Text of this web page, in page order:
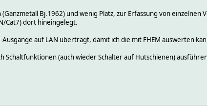
Bj.1962) und wenig Platz, zur Erfassung von einzelnen
Cat7) dort hineingelegt.
auf LAN überträgt, damit ich die mit FHEM auswerten
Schaltfunktionen (auch wieder Schalter auf Hutschienen)